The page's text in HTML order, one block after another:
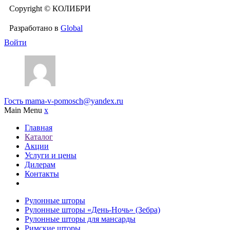
Copyright © КОЛИБРИ
Разработано в Global
Войти
Гость mama-v-pomosch@yandex.ru
Main Menu x
Главная
Каталог
Акции
Услуги и цены
Дилерам
Контакты
Рулонные шторы
Рулонные шторы «День-Ночь» (Зебра)
Рулонные шторы для мансарды